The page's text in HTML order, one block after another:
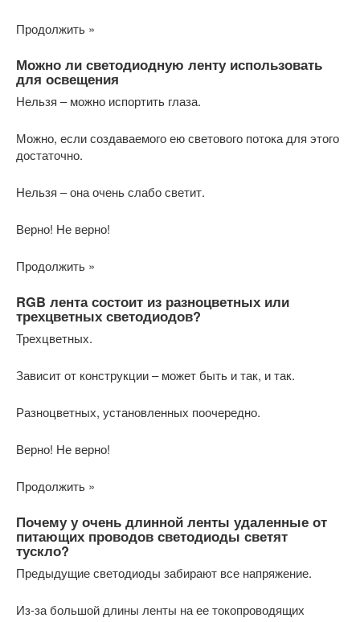
Продолжить »
Можно ли светодиодную ленту использовать
для освещения
Нельзя – можно испортить глаза.
Можно, если создаваемого ею светового потока для этого
достаточно.
Нельзя – она очень слабо светит.
Верно! Не верно!
Продолжить »
RGB лента состоит из разноцветных или
трехцветных светодиодов?
Трехцветных.
Зависит от конструкции – может быть и так, и так.
Разноцветных, установленных поочередно.
Верно! Не верно!
Продолжить »
Почему у очень длинной ленты удаленные от
питающих проводов светодиоды светят
тускло?
Предыдущие светодиоды забирают все напряжение.
Из-за большой длины ленты на ее токопроводящих